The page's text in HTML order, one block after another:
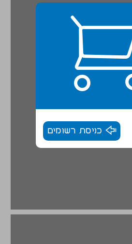
כניסת רשומים